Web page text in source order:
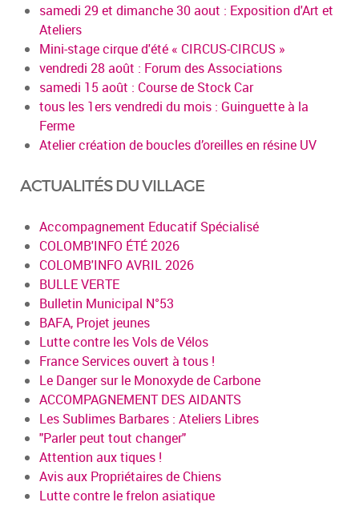
samedi 29 et dimanche 30 aout : Exposition d'Art et
Ateliers
Mini-stage cirque d'été « CIRCUS-CIRCUS »
vendredi 28 août : Forum des Associations
samedi 15 août : Course de Stock Car
tous les 1ers vendredi du mois : Guinguette à la
Ferme
Atelier création de boucles d’oreilles en résine UV
ACTUALITÉS DU VILLAGE
Accompagnement Educatif Spécialisé
COLOMB'INFO ÉTÉ 2026
COLOMB'INFO AVRIL 2026
BULLE VERTE
Bulletin Municipal N°53
BAFA, Projet jeunes
Lutte contre les Vols de Vélos
France Services ouvert à tous !
Le Danger sur le Monoxyde de Carbone
ACCOMPAGNEMENT DES AIDANTS
Les Sublimes Barbares : Ateliers Libres
"Parler peut tout changer"
Attention aux tiques !
Avis aux Propriétaires de Chiens
Lutte contre le frelon asiatique